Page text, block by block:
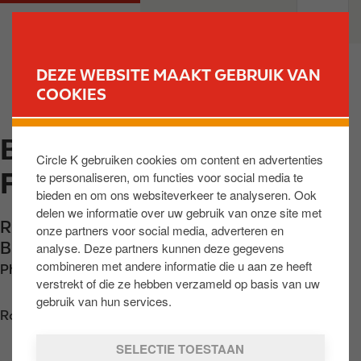
DEZE WEBSITE MAAKT GEBRUIK VAN
COOKIES
Circle K gebruiken cookies om content en advertenties
te personaliseren, om functies voor social media te
bieden en om ons websiteverkeer te analyseren. Ook
delen we informatie over uw gebruik van onze site met
onze partners voor social media, adverteren en
analyse. Deze partners kunnen deze gegevens
combineren met andere informatie die u aan ze heeft
verstrekt of die ze hebben verzameld op basis van uw
gebruik van hun services.
SELECTIE TOESTAAN
a
n
e
n
a
a
e
n
M
v
BALMORAL PEIFFER &
FILS
Rue du Haut Balmoral 80, Jalhay,BE-4845
BE
Phone: +3287475022
Routebeschrijving opvragen